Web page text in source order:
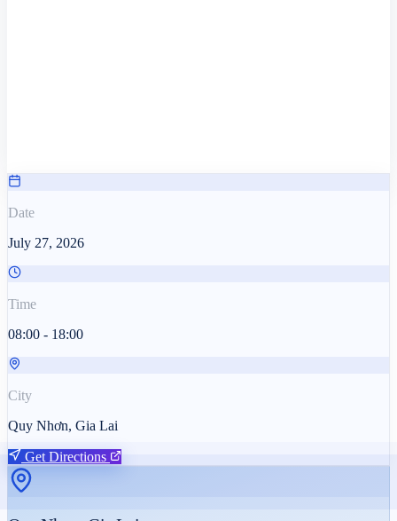
Date
July 27, 2026
Time
08:00 - 18:00
City
Quy Nhơn, Gia Lai
Get Directions